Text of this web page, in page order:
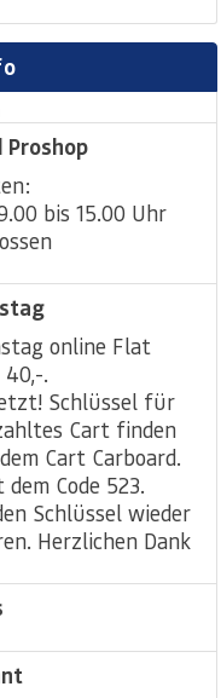
bis 15.00 Uhr
online Flat
.
Schlüssel für
Cart finden
Cart Carboard.
Code 523.
Schlüssel wieder
Herzlichen Dank